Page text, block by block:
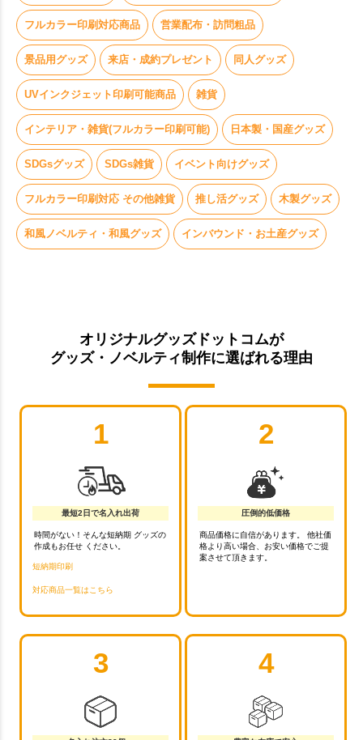
フルカラー印刷対応商品 営業配布・訪問粗品
景品用グッズ 来店・成約プレゼント 同人グッズ
UVインクジェット印刷可能商品 雑貨
インテリア・雑貨(フルカラー印刷可能) 日本製・国産グッズ
SDGsグッズ SDGs雑貨 イベント向けグッズ
フルカラー印刷対応 その他雑貨 推し活グッズ 木製グッズ
和風ノベルティ・和風グッズ インバウンド・お土産グッズ
オリジナルグッズドットコムが
グッズ・ノベルティ制作に選ばれる理由
1
最短2日で名入れ出荷
時間がない！そんな短納期 グッズの
作成もお任せ ください。
短納期印刷
対応商品一覧はこちら
2
圧倒的低価格
商品価格に自信があります。 他社価
格より高い場合、お安い価格でご提
案させて頂きます。
3 4